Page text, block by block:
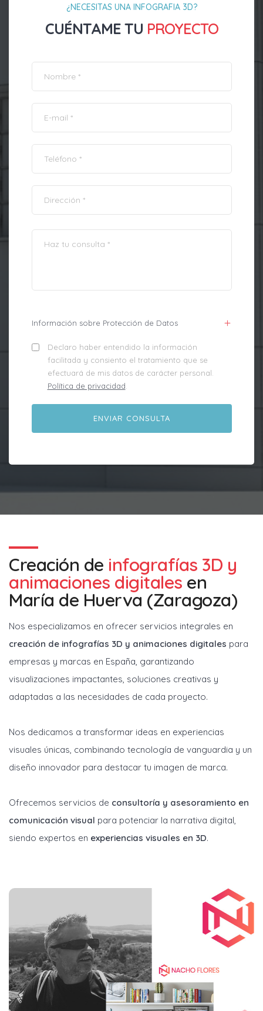
¿NECESITAS UNA INFOGRAFIA 3D?
CUÉNTAME TU PROYECTO
Información sobre Protección de Datos
Declaro haber entendido la información
facilitada y consiento el tratamiento que se
efectuará de mis datos de carácter personal.
Política de privacidad.
Creación de infografías 3D y
animaciones digitales en
María de Huerva (Zaragoza)
Nos especializamos en ofrecer servicios integrales en
creación de infografías 3D y animaciones digitales para
empresas y marcas en España, garantizando
visualizaciones impactantes, soluciones creativas y
adaptadas a las necesidades de cada proyecto.
Nos dedicamos a transformar ideas en experiencias
visuales únicas, combinando tecnología de vanguardia y un
diseño innovador para destacar tu imagen de marca.
Ofrecemos servicios de consultoría y asesoramiento en
comunicación visual para potenciar la narrativa digital,
siendo expertos en experiencias visuales en 3D.